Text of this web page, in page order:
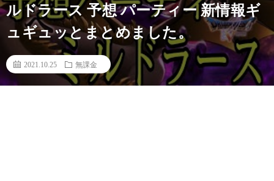
ルドラース 予想 パーティー 新情報ギ
ュギュッとまとめました。
2021.10.25 無課金